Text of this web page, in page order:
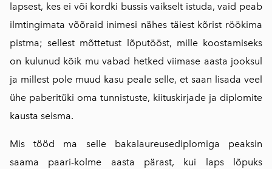
lapsest, kes ei või kordki bussis vaikselt istuda, vaid peab
ilmtingimata võõraid inimesi nähes täiest kõrist röökima
pistma; sellest mõttetust lõputööst, mille koostamiseks
on kulunud kõik mu vabad hetked viimase aasta jooksul
ja millest pole muud kasu peale selle, et saan lisada veel
ühe paberitüki oma tunnistuste, kiituskirjade ja diplomite
kausta seisma.
Mis tööd ma selle bakalaureusediplomiga peaksin
saama paari-kolme aasta pärast, kui laps lõpuks